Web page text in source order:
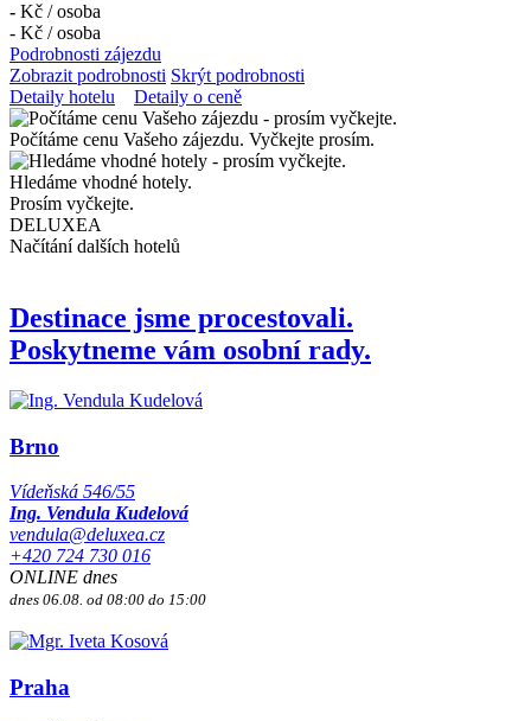
- Kč /osoba
- Kč /osoba
Podrobnosti zájezdu
Zobrazit podrobnosti Skrýt podrobnosti
Detaily hotelu
Detaily o ceně
Počítáme cenu Vašeho zájezdu. Vyčkejte prosím.
Hledáme vhodné hotely.
Prosím vyčkejte.
DELUXEA
Načítání dalších hotelů
Destinace jsme procestovali.
Poskytneme vám osobní rady.
Brno
Vídeňská 546/55
Ing. Vendula Kudelová
vendula@deluxea.cz
+420 724 730 016
ONLINE dnes
dnes 06.08. od 08:00 do 15:00
Praha